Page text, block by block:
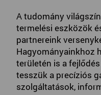
A tudomány
termelési eszközök
partnereink
Hagyományainkhoz
területén is a
tesszük a precíziós
szolgáltatások,